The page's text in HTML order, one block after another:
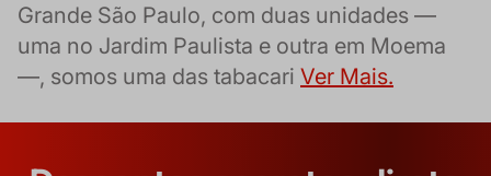
Grande São Paulo, com duas unidades —
uma no Jardim Paulista e outra em Moema
—, somos uma das tabacari Ver Mais.